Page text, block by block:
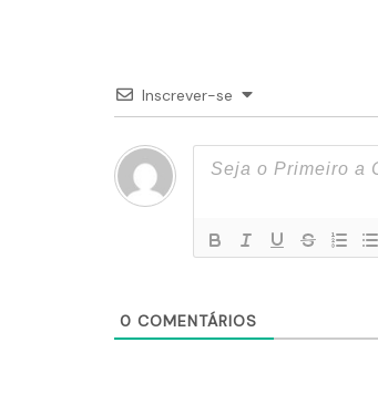
Inscrever-se
0 COMENTÁRIOS